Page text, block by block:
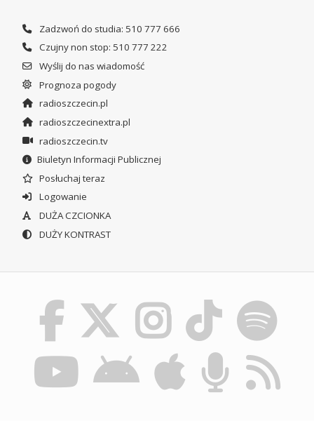
Zadzwoń do studia: 510 777 666
Czujny non stop: 510 777 222
Wyślij do nas wiadomość
Prognoza pogody
radioszczecin.pl
radioszczecinextra.pl
radioszczecin.tv
Biuletyn Informacji Publicznej
Posłuchaj teraz
Logowanie
DUŻA CZCIONKA
DUŻY KONTRAST